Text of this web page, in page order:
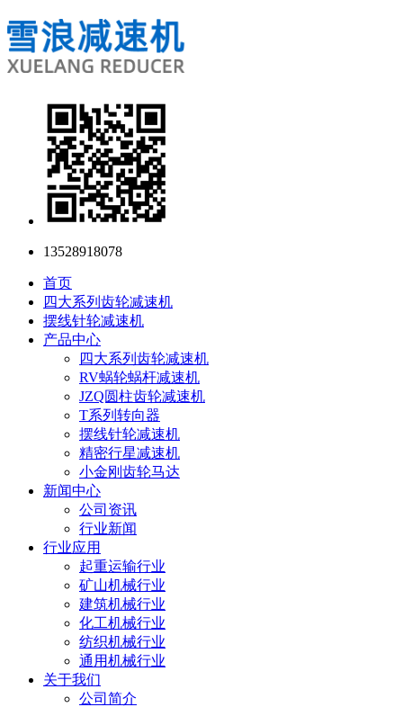
13528918078
首页
四大系列齿轮减速机
摆线针轮减速机
产品中心
四大系列齿轮减速机
RV蜗轮蜗杆减速机
JZQ圆柱齿轮减速机
T系列转向器
摆线针轮减速机
精密行星减速机
小金刚齿轮马达
新闻中心
公司资讯
行业新闻
行业应用
起重运输行业
矿山机械行业
建筑机械行业
化工机械行业
纺织机械行业
通用机械行业
关于我们
公司简介